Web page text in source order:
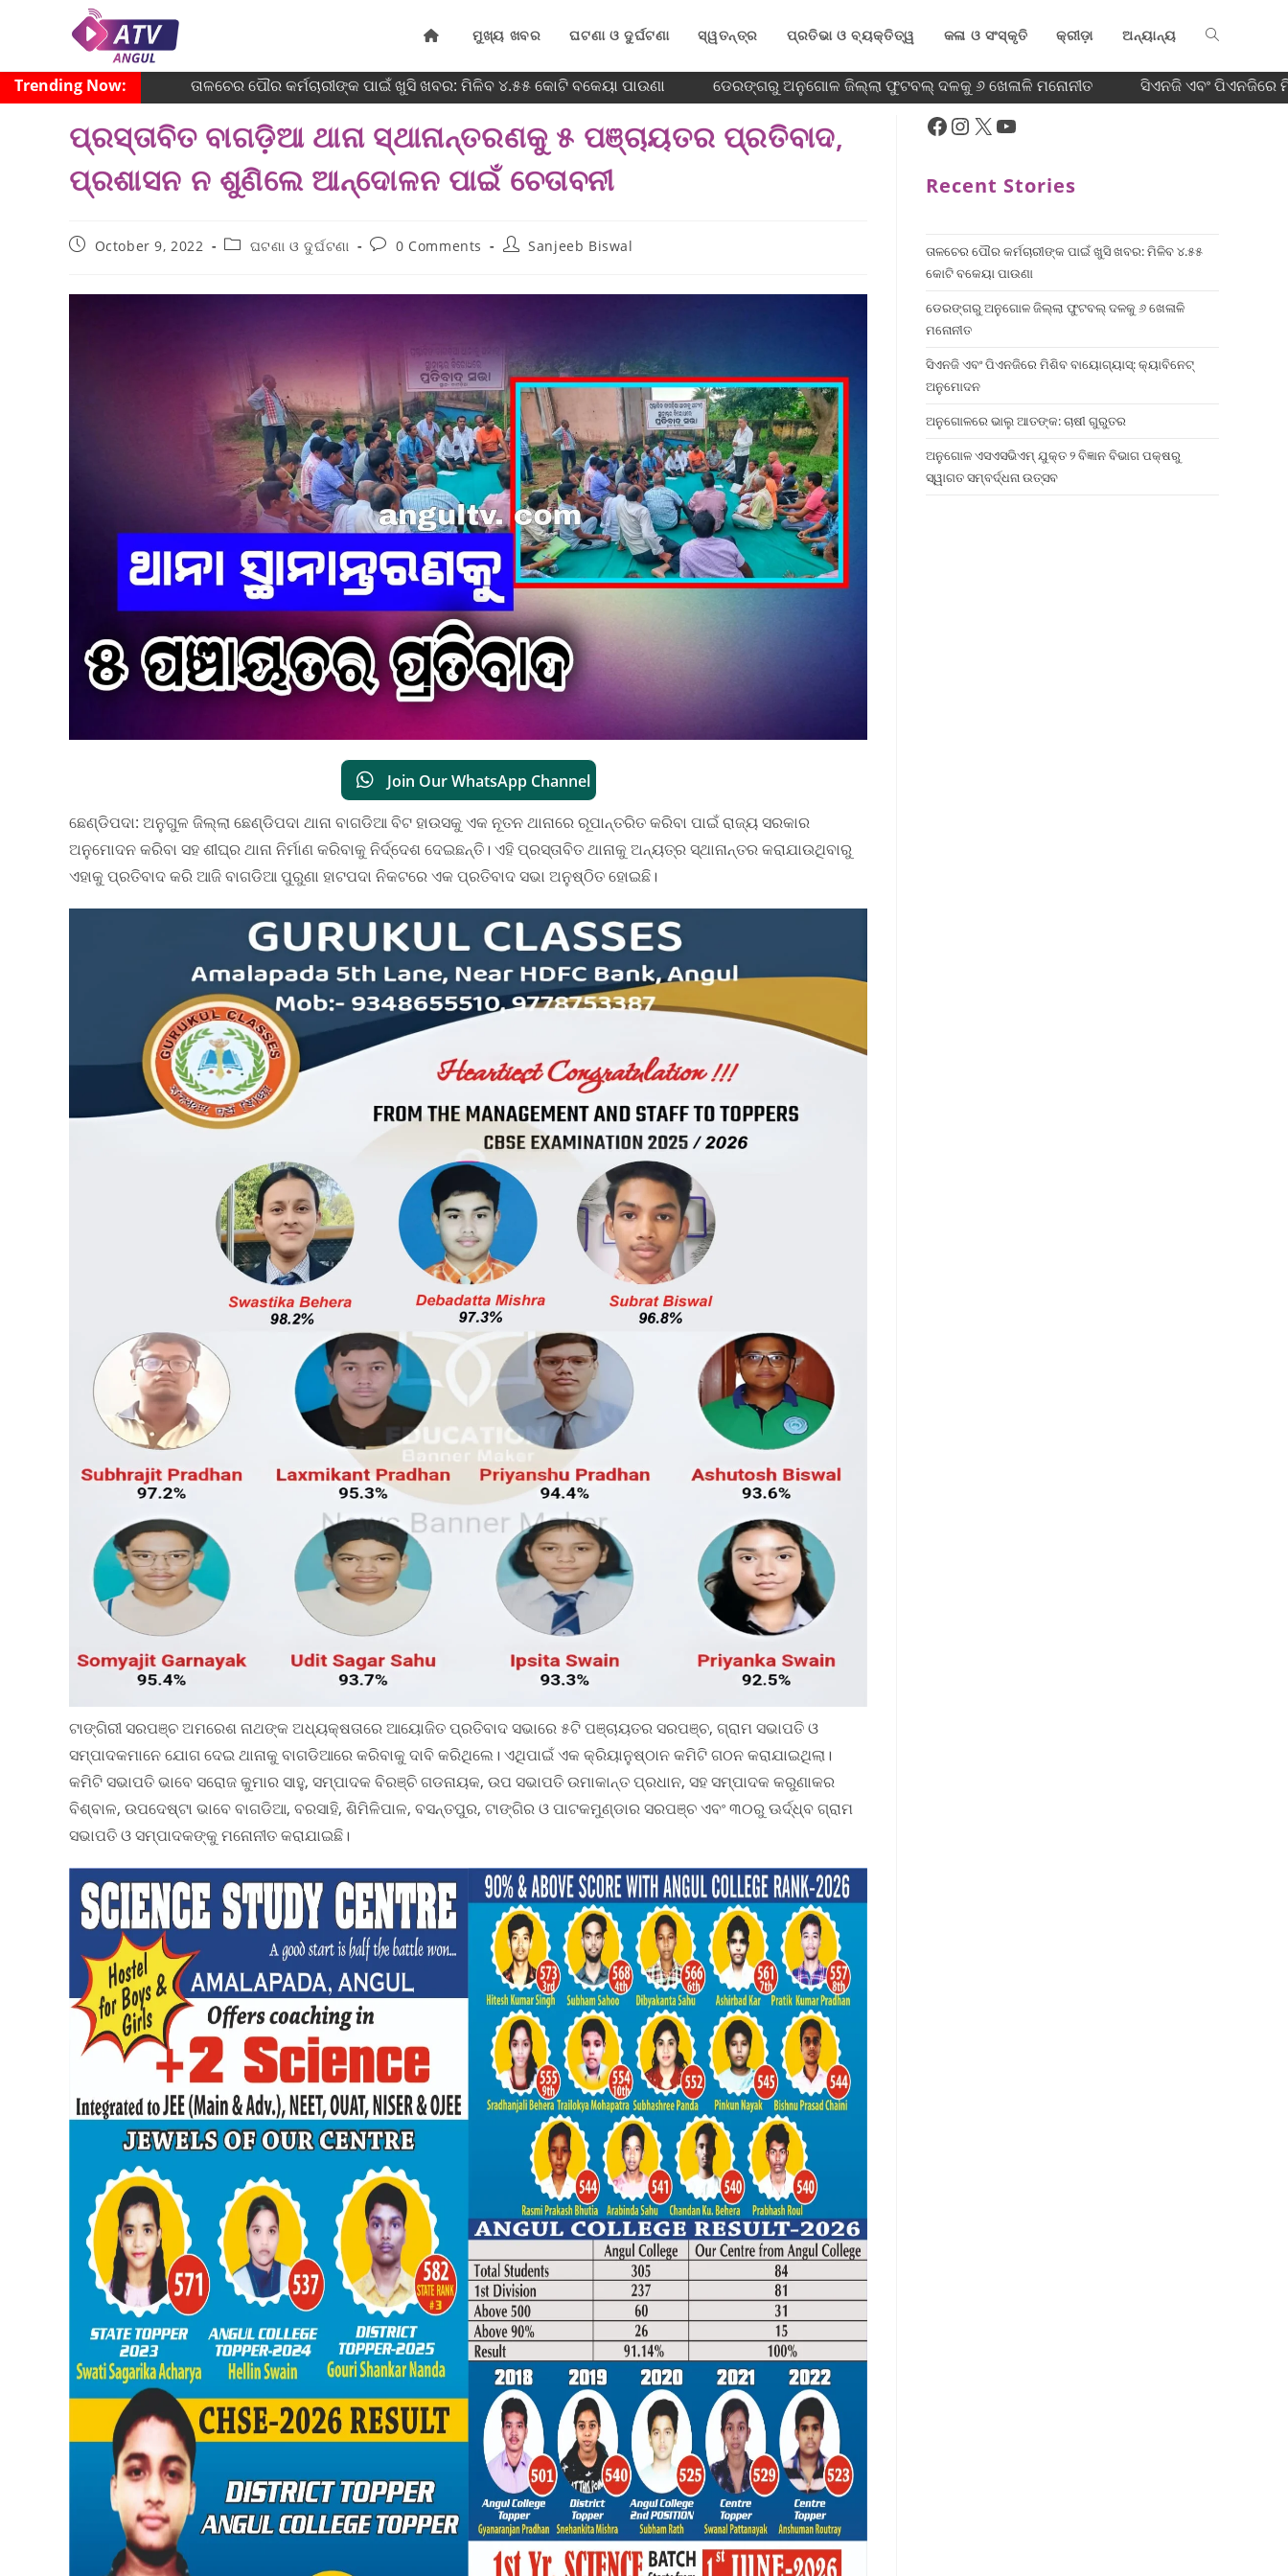
ମୁଖ୍ୟ ଖବର ଘଟଣା ଓ ଦୁର୍ଘଟଣା ସ୍ୱତନ୍ତ୍ର ପ୍ରତିଭା ଓ ବ୍ୟକ୍ତିତ୍ୱ କଳା ଓ ସଂସ୍କୃତି କ୍ରୀଡ଼ା ଅନ୍ୟାନ୍ୟ
Trending Now: ତାଳଚେର ପୌର କର୍ମଚାରୀଙ୍କ ପାଇଁ ଖୁସି ଖବର: ମିଳିବ ୪.୫୫ କୋଟି ବକେୟା ପାଉଣା ଡେରଙ୍ଗରୁ ଅନୁଗୋଳ ଜିଲ୍ଲା ଫୁଟବଲ୍ ଦଳକୁ ୬ ଖେଳାଳି ମନୋନୀତ ସିଏନଜି ଏବଂ ପିଏନଜିରେ
ପ୍ରସ୍ତାବିତ ବାଗଡ଼ିଆ ଥାନା ସ୍ଥାନାନ୍ତରଣକୁ ୫ ପଞ୍ଚାୟତର ପ୍ରତିବାଦ,
ପ୍ରଶାସନ ନ ଶୁଣିଲେ ଆନ୍ଦୋଳନ ପାଇଁ ଚେତାବନୀ
October 9, 2022 ଘଟଣା ଓ ଦୁର୍ଘଟଣା 0 Comments Sanjeeb Biswal
Join Our WhatsApp Channel
ଛେଣ୍ଡିପଦା: ଅନୁଗୁଳ ଜିଲ୍ଲା ଛେଣ୍ଡିପଦା ଥାନା ବାଗଡିଆ ବିଟ ହାଉସକୁ ଏକ ନୂତନ ଥାନାରେ ରୂପାନ୍ତରିତ କରିବା ପାଇଁ ରାଜ୍ୟ ସରକାର
ଅନୁମୋଦନ କରିବା ସହ ଶୀଘ୍ର ଥାନା ନିର୍ମାଣ କରିବାକୁ ନିର୍ଦ୍ଦେଶ ଦେଇଛନ୍ତି। ଏହି ପ୍ରସ୍ତାବିତ ଥାନାକୁ ଅନ୍ୟତ୍ର ସ୍ଥାନାନ୍ତର କରାଯାଉଥିବାରୁ
ଏହାକୁ ପ୍ରତିବାଦ କରି ଆଜି ବାଗଡିଆ ପୁରୁଣା ହାଟପଦା ନିକଟରେ ଏକ ପ୍ରତିବାଦ ସଭା ଅନୁଷ୍ଠିତ ହୋଇଛି।
ଟାଙ୍ଗିରୀ ସରପଞ୍ଚ ଅମରେଶ ନାଥଙ୍କ ଅଧ୍ୟକ୍ଷତାରେ ଆୟୋଜିତ ପ୍ରତିବାଦ ସଭାରେ ୫ଟି ପଞ୍ଚାୟତର ସରପଞ୍ଚ, ଗ୍ରାମ ସଭାପତି ଓ
ସମ୍ପାଦକମାନେ ଯୋଗ ଦେଇ ଥାନାକୁ ବାଗଡିଆରେ କରିବାକୁ ଦାବି କରିଥିଲେ। ଏଥିପାଇଁ ଏକ କ୍ରିୟାନୁଷ୍ଠାନ କମିଟି ଗଠନ କରାଯାଇଥିଲା।
କମିଟି ସଭାପତି ଭାବେ ସରୋଜ କୁମାର ସାହୁ, ସମ୍ପାଦକ ବିରଞ୍ଚି ଗଡନାୟକ, ଉପ ସଭାପତି ଉମାକାନ୍ତ ପ୍ରଧାନ, ସହ ସମ୍ପାଦକ କରୁଣାକର
ବିଶ୍ବାଳ, ଉପଦେଷ୍ଟା ଭାବେ ବାଗଡିଆ, ବରସାହି, ଶିମିଳିପାଳ, ବସନ୍ତପୁର, ଟାଙ୍ଗିର ଓ ପାଟକମୁଣ୍ଡାର ସରପଞ୍ଚ ଏବଂ ୩୦ରୁ ଊର୍ଦ୍ଧ୍ବ ଗ୍ରାମ
ସଭାପତି ଓ ସମ୍ପାଦକଙ୍କୁ ମନୋନୀତ କରାଯାଇଛି।
Recent Stories
ତାଳଚେର ପୌର କର୍ମଚାରୀଙ୍କ ପାଇଁ ଖୁସି ଖବର: ମିଳିବ ୪.୫୫
କୋଟି ବକେୟା ପାଉଣା
ଡେରଙ୍ଗରୁ ଅନୁଗୋଳ ଜିଲ୍ଲା ଫୁଟବଲ୍ ଦଳକୁ ୬ ଖେଳାଳି
ମନୋନୀତ
ସିଏନଜି ଏବଂ ପିଏନଜିରେ ମିଶିବ ବାୟୋଗ୍ୟାସ୍: କ୍ୟାବିନେଟ୍
ଅନୁମୋଦନ
ଅନୁଗୋଳରେ ଭାଲୁ ଆତଙ୍କ: ଚାଷୀ ଗୁରୁତର
ଅନୁଗୋଳ ଏସଏସଭିଏମ୍ ଯୁକ୍ତ ୨ ବିଜ୍ଞାନ ବିଭାଗ ପକ୍ଷରୁ
ସ୍ୱାଗତ ସମ୍ବର୍ଦ୍ଧନା ଉତ୍ସବ